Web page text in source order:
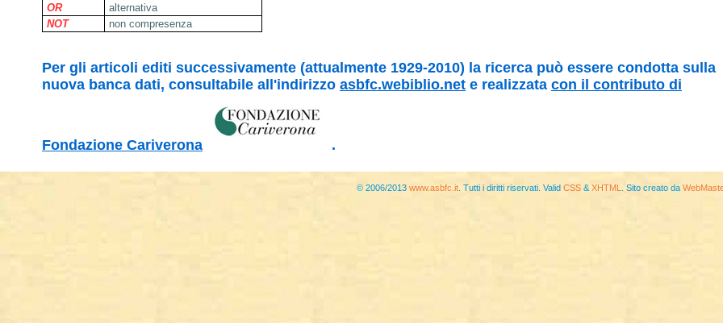
OR
alternativa
NOT
non compresenza
Per gli articoli editi successivamente (attualmente 1929-2010) la ricerca può essere condotta sulla
nuova banca dati, consultabile all'indirizzo asbfc.webiblio.net e realizzata con il contributo di
Fondazione Cariverona .
© 2006/2013 www.asbfc.it . Tutti i diritti riservati. Valid CSS & XHTML . Sito creato da